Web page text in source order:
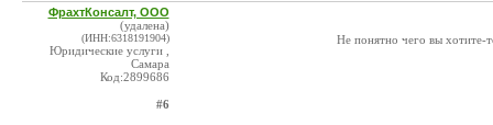
ФрахтКонсалт, ООО
(удалена)
(ИНН:6318191904)
Юридические услуги ,
Самара
Код:2899686
#6
Не понятно чего вы хотите-